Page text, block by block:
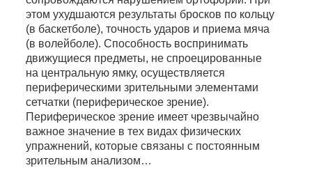
этом ухудшаются результаты бросков по кольцу
(в баскетболе), точность ударов и приема мяча
(в волейболе). Способность воспринимать
движущиеся предметы, не спроецированные
на центральную ямку, осуществляется
периферическими зрительными элементами
сетчатки (периферическое зрение).
Периферическое зрение имеет чрезвычайно
важное значение в тех видах физических
упражнений, которые связаны с постоянным
зрительным анализом…